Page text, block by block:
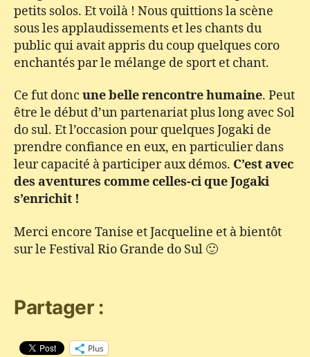
petits solos. Et voilà ! Nous quittions la scène
sous les applaudissements et les chants du
public qui avait appris du coup quelques coro
enchantés par le mélange de sport et chant.
Ce fut donc une belle rencontre humaine. Peut
être le début d’un partenariat plus long avec Sol
do sul. Et l’occasion pour quelques Jogaki de
prendre confiance en eux, en particulier dans
leur capacité à participer aux démos. C’est avec
des aventures comme celles-ci que Jogaki
s’enrichit !
Merci encore Tanise et Jacqueline et à bientôt
sur le Festival Rio Grande do Sul 🙂
Partager :
Plus